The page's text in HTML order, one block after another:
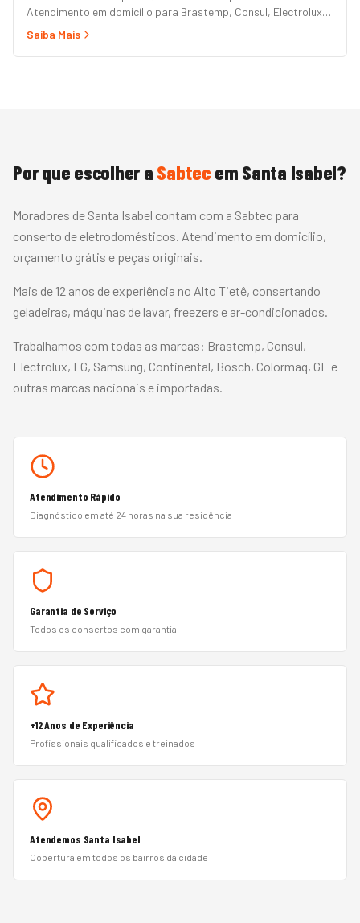
Atendimento em domicílio para Brastemp, Consul, Electrolux,
Panasonic, LG, Samsung, Midea, Philco e Mondial. Conserto
Saiba Mais
Por que escolher a Sabtec em Santa Isabel?
Moradores de Santa Isabel contam com a Sabtec para
conserto de eletrodomésticos. Atendimento em domicílio,
orçamento grátis e peças originais.
Mais de 12 anos de experiência no Alto Tietê, consertando
geladeiras, máquinas de lavar, freezers e ar-condicionados.
Trabalhamos com todas as marcas: Brastemp, Consul,
Electrolux, LG, Samsung, Continental, Bosch, Colormaq, GE e
outras marcas nacionais e importadas.
Atendimento Rápido
Diagnóstico em até 24 horas na sua residência
Garantia de Serviço
Todos os consertos com garantia
+12 Anos de Experiência
Profissionais qualificados e treinados
Atendemos Santa Isabel
Cobertura em todos os bairros da cidade